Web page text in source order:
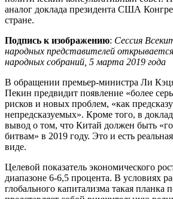
аналог доклада президента США
стране.
Подпись к изображению: Сессия
народных представителей
народных собраний, 5 марта 2019 года
В обращении премьер-министра Ли
Пекин предвидит появление «более
рисков и новых проблем, «как
непредсказуемых». Кроме того, в
вывод о том, что Китай должен быть
битвам» в 2019 году. Это и есть
виде.
Целевой показатель экономического
диапазоне 6-6,5 процента. В условиях
глобального капитализма такая планка